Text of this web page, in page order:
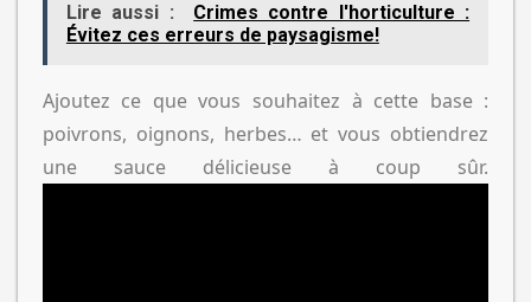
Lire aussi :
Crimes contre l'horticulture :
Évitez ces erreurs de paysagisme!
Ajoutez ce que vous souhaitez à cette base :
poivrons, oignons, herbes… et vous obtiendrez
une sauce délicieuse à coup sûr.